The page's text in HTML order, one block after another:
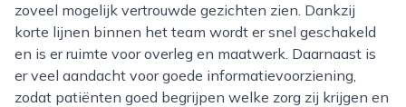
zoveel mogelijk vertrouwde gezichten zien. Dankzij
korte lijnen binnen het team wordt er snel geschakeld
en is er ruimte voor overleg en maatwerk. Daarnaast is
er veel aandacht voor goede informatievoorziening,
zodat patiënten goed begrijpen welke zorg zij krijgen en